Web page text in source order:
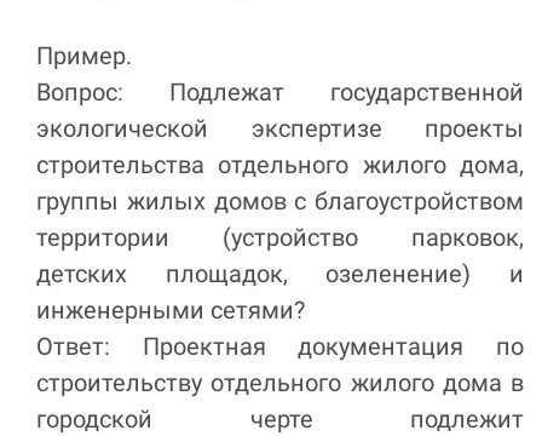
Пример.
Вопрос: Подлежат государственной
экологической экспертизе проекты
строительства отдельного жилого дома,
группы жилых домов с благоустройством
территории (устройство парковок,
детских площадок, озеленение) и
инженерными сетями?
Ответ: Проектная документация по
строительству отдельного жилого дома в
городской черте подлежит